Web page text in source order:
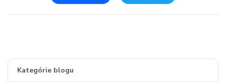
Kategórie blogu